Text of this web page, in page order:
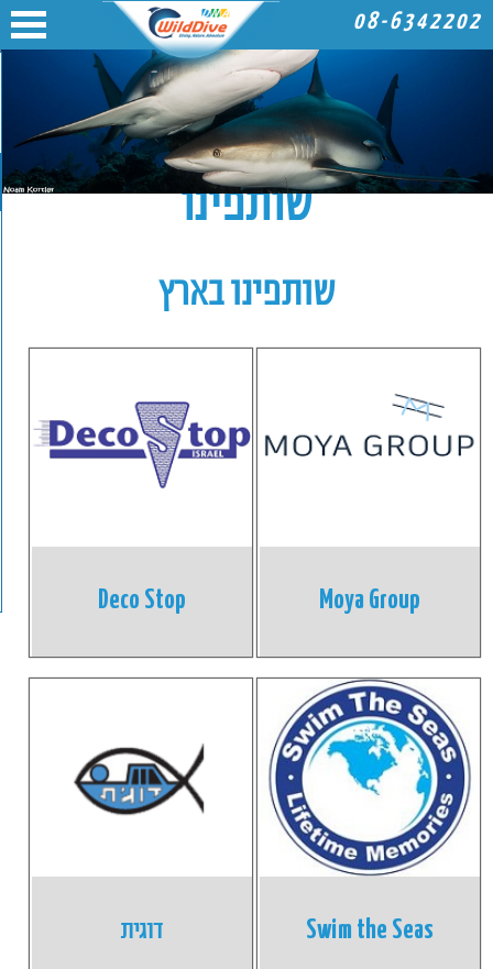
08-6342202
שותפינו
שותפינו בארץ
Moya Group
Deco Stop
Swim the Seas דוגית